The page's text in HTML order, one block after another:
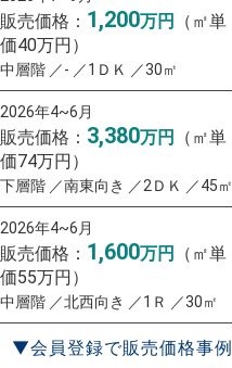
販売価格： 1,200万円
（㎡単
価40万円）
中層階 ／- ／1ＤＫ ／30㎡
2026年4~6月
販売価格： 3,380万円
（㎡単
価74万円）
下層階 ／南東向き ／2ＤＫ ／45㎡
2026年4~6月
販売価格： 1,600万円
（㎡単
価55万円）
中層階 ／北西向き ／1Ｒ ／30㎡
▼会員登録で販売価格事例